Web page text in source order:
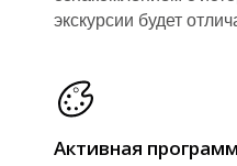
экскурсии будет
Активная